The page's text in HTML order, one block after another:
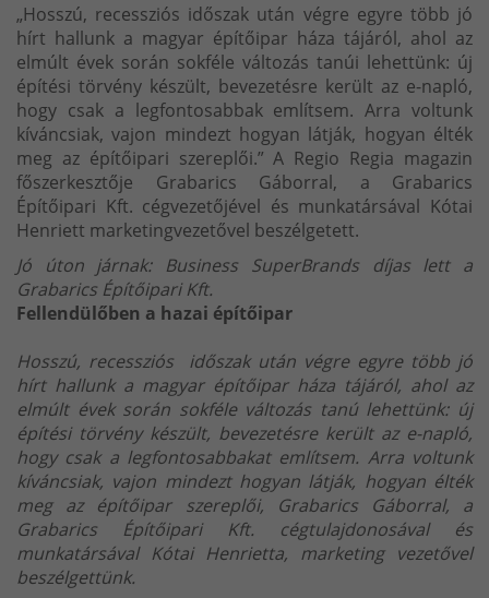
„Hosszú, recessziós időszak után végre egyre több jó
hírt hallunk a magyar építőipar háza tájáról, ahol az
elmúlt évek során sokféle változás tanúi lehettünk: új
építési törvény készült, bevezetésre került az e-napló,
hogy csak a legfontosabbak említsem. Arra voltunk
kíváncsiak, vajon mindezt hogyan látják, hogyan élték
meg az építőipari szereplői.” A Regio Regia magazin
főszerkesztője Grabarics Gáborral, a Grabarics
Építőipari Kft. cégvezetőjével és munkatársával Kótai
Henriett marketingvezetővel beszélgetett.
Jó úton járnak: Business SuperBrands díjas lett a
Grabarics Építőipari Kft.
Fellendülőben a hazai építőipar
Hosszú, recessziós időszak után végre egyre több jó
hírt hallunk a magyar építőipar háza tájáról, ahol az
elmúlt évek során sokféle változás tanú lehettünk: új
építési törvény készült, bevezetésre került az e-napló,
hogy csak a legfontosabbakat említsem. Arra voltunk
kíváncsiak, vajon mindezt hogyan látják, hogyan élték
meg az építőipar szereplői, Grabarics Gáborral, a
Grabarics Építőipari Kft. cégtulajdonosával és
munkatársával Kótai Henrietta, marketing vezetővel
beszélgettünk.